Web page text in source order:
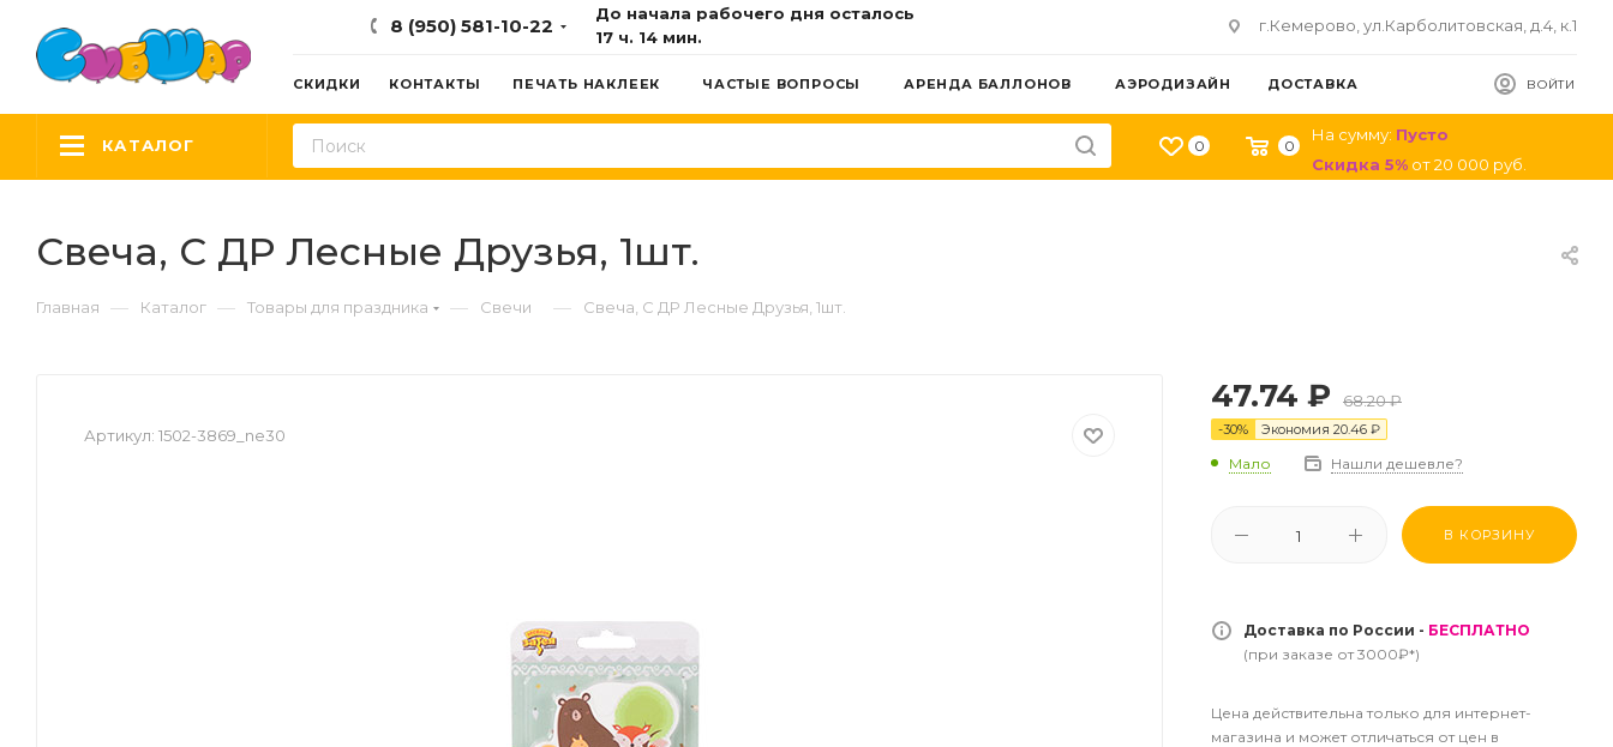
8 (950) 581-10-22
До начала рабочего дня осталось
17 ч. 14 мин.
г.Кемерово, ул.Карболитовская, д.4, к.1
ВОЙТИ
СКИДКИ КОНТАКТЫ ПЕЧАТЬ НАКЛЕЕК ЧАСТЫЕ ВОПРОСЫ АРЕНДА БАЛЛОНОВ АЭРОДИЗАЙН ДОСТАВКА
0 0
На сумму: Пусто
Скидка 5% от20 000 руб.
КАТАЛОГ
Свеча, С ДР Лесные Друзья, 1шт.
Главная — Каталог — Товары для праздника — Свечи — Свеча, С ДР Лесные Друзья, 1шт.
Артикул: 1502-3869_ne30
47.74 ₽ 68.20₽
-30% Экономия 20.46 ₽
Мало Нашли дешевле?
В КОРЗИНУ
Доставка по России - БЕСПЛАТНО
(при заказе от 3000₽*)
Цена действительна только для интернет-
магазина и может отличаться от цен в